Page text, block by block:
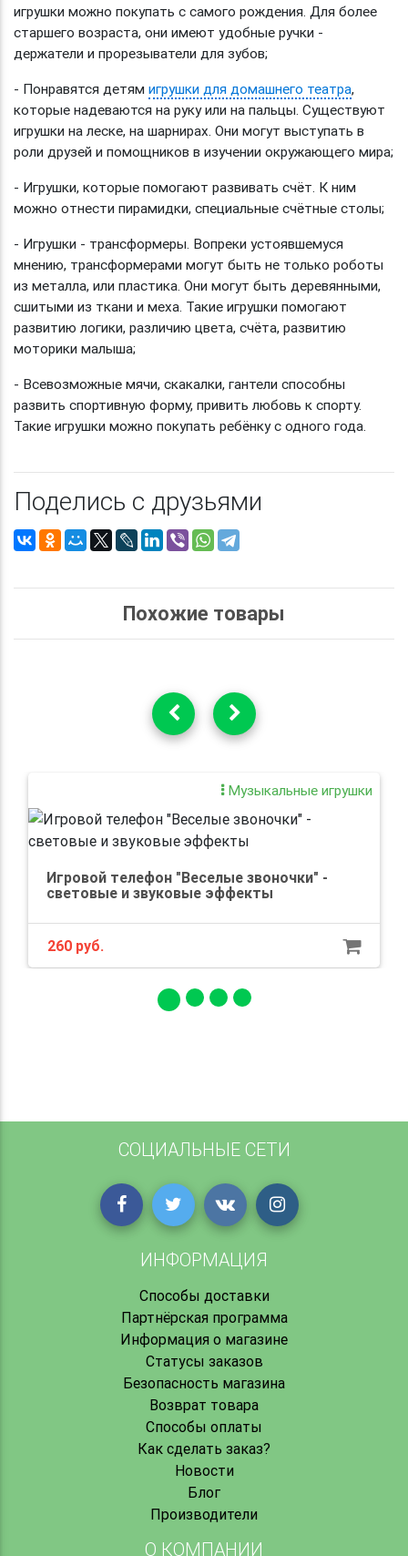
игрушки можно покупать с самого рождения. Для более
старшего возраста, они имеют удобные ручки -
держатели и прорезыватели для зубов;
- Понравятся детям игрушки для домашнего театра,
которые надеваются на руку или на пальцы. Существуют
игрушки на леске, на шарнирах. Они могут выступать в
роли друзей и помощников в изучении окружающего мира;
- Игрушки, которые помогают развивать счёт. К ним
можно отнести пирамидки, специальные счётные столы;
- Игрушки - трансформеры. Вопреки устоявшемуся
мнению, трансформерами могут быть не только роботы
из металла, или пластика. Они могут быть деревянными,
сшитыми из ткани и меха. Такие игрушки помогают
развитию логики, различию цвета, счёта, развитию
моторики малыша;
- Всевозможные мячи, скакалки, гантели способны
развить спортивную форму, привить любовь к спорту.
Такие игрушки можно покупать ребёнку с одного года.
Поделись с друзьями
Похожие товары
Музыкальные игрушки
Игровой телефон "Веселые звоночки" -
световые и звуковые эффекты
260 руб.
СОЦИАЛЬНЫЕ СЕТИ
ИНФОРМАЦИЯ
Способы доставки
Партнёрская программа
Информация о магазине
Статусы заказов
Безопасность магазина
Возврат товара
Способы оплаты
Как сделать заказ?
Новости
Блог
Производители
О КОМПАНИИ